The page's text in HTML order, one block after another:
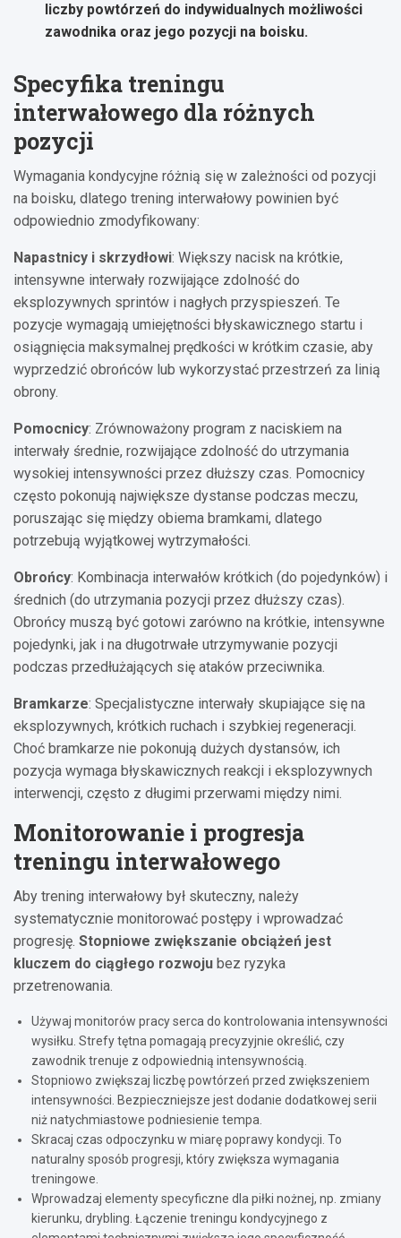
liczby powtórzeń do indywidualnych możliwości
zawodnika oraz jego pozycji na boisku.
Specyfika treningu
interwałowego dla różnych
pozycji
Wymagania kondycyjne różnią się w zależności od pozycji
na boisku, dlatego trening interwałowy powinien być
odpowiednio zmodyfikowany:
Napastnicy i skrzydłowi: Większy nacisk na krótkie,
intensywne interwały rozwijające zdolność do
eksplozywnych sprintów i nagłych przyspieszeń. Te
pozycje wymagają umiejętności błyskawicznego startu i
osiągnięcia maksymalnej prędkości w krótkim czasie, aby
wyprzedzić obrońców lub wykorzystać przestrzeń za linią
obrony.
Pomocnicy: Zrównoważony program z naciskiem na
interwały średnie, rozwijające zdolność do utrzymania
wysokiej intensywności przez dłuższy czas. Pomocnicy
często pokonują największe dystanse podczas meczu,
poruszając się między obiema bramkami, dlatego
potrzebują wyjątkowej wytrzymałości.
Obrońcy: Kombinacja interwałów krótkich (do pojedynków) i
średnich (do utrzymania pozycji przez dłuższy czas).
Obrońcy muszą być gotowi zarówno na krótkie, intensywne
pojedynki, jak i na długotrwałe utrzymywanie pozycji
podczas przedłużających się ataków przeciwnika.
Bramkarze: Specjalistyczne interwały skupiające się na
eksplozywnych, krótkich ruchach i szybkiej regeneracji.
Choć bramkarze nie pokonują dużych dystansów, ich
pozycja wymaga błyskawicznych reakcji i eksplozywnych
interwencji, często z długimi przerwami między nimi.
Monitorowanie i progresja
treningu interwałowego
Aby trening interwałowy był skuteczny, należy
systematycznie monitorować postępy i wprowadzać
progresję. Stopniowe zwiększanie obciążeń jest
kluczem do ciągłego rozwoju bez ryzyka
przetrenowania.
Używaj monitorów pracy serca do kontrolowania intensywności
wysiłku. Strefy tętna pomagają precyzyjnie określić, czy
zawodnik trenuje z odpowiednią intensywnością.
Stopniowo zwiększaj liczbę powtórzeń przed zwiększeniem
intensywności. Bezpieczniejsze jest dodanie dodatkowej serii
niż natychmiastowe podniesienie tempa.
Skracaj czas odpoczynku w miarę poprawy kondycji. To
naturalny sposób progresji, który zwiększa wymagania
treningowe.
Wprowadzaj elementy specyficzne dla piłki nożnej, np. zmiany
kierunku, drybling. Łączenie treningu kondycyjnego z